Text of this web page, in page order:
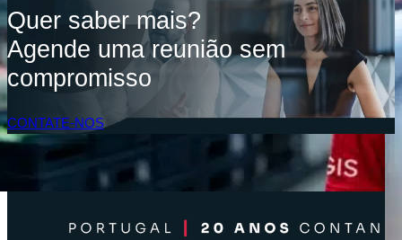
Quer saber mais?
Agende uma reunião sem
compromisso
CONTATE-NOS
Acesso do Cliente